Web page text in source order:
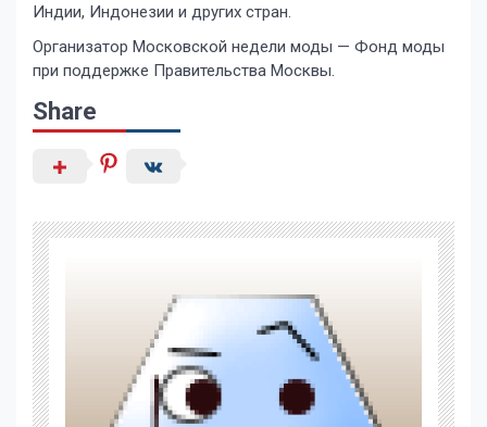
Индии, Индонезии и других стран.
Организатор Московской недели моды — Фонд моды
при поддержке Правительства Москвы.
Share